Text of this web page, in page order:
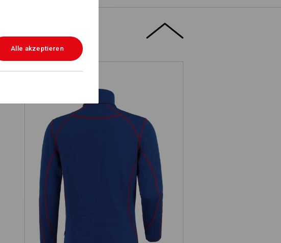
Funkt.-Troyer thermo stretch
e.s.motion 2020
Alle akzeptieren